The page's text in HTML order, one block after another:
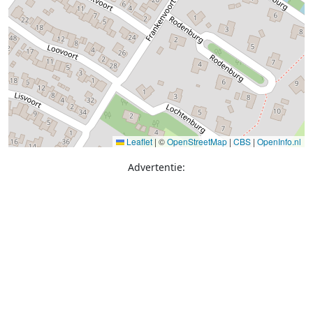
Leaflet | ©OpenStreetMap | CBS | OpenInfo.nl
Advertentie: